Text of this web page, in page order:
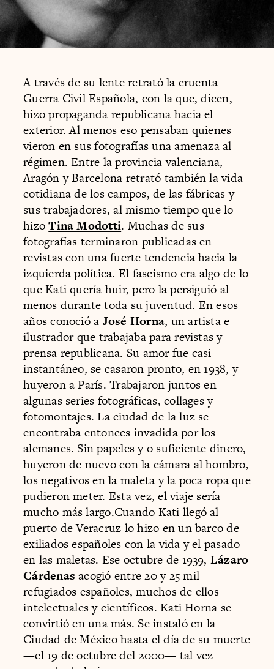
A través de su lente retrató la cruenta
Guerra Civil Española, con la que, dicen,
hizo propaganda republicana hacia el
exterior. Al menos eso pensaban quienes
vieron en sus fotografías una amenaza al
régimen. Entre la provincia valenciana,
Aragón y Barcelona retrató también la vida
cotidiana de los campos, de las fábricas y
sus trabajadores, al mismo tiempo que lo
hizoTina Modotti. Muchas de sus
fotografías terminaron publicadas en
revistas con una fuerte tendencia hacia la
izquierda política. El fascismo era algo de lo
que Kati quería huir, pero la persiguió al
menos durante toda su juventud. En esos
años conoció a José Horna, un artista e
ilustrador que trabajaba para revistas y
prensa republicana. Su amor fue casi
instantáneo, se casaron pronto, en 1938, y
huyeron a París. Trabajaron juntos en
algunas series fotográficas, collages y
fotomontajes. La ciudad de la luz se
encontraba entonces invadida por los
alemanes. Sin papeles y o suficiente dinero,
huyeron de nuevo con la cámara al hombro,
los negativos en la maleta y la poca ropa que
pudieron meter. Esta vez, el viaje sería
mucho más largo.Cuando Kati llegó al
puerto de Veracruz lo hizo en un barco de
exiliados españoles con la vida y el pasado
en las maletas. Ese octubre de 1939, Lázaro
Cárdenas acogió entre 20 y 25 mil
refugiados españoles, muchos de ellos
intelectuales y científicos. Kati Horna se
convirtió en una más. Se instaló en la
Ciudad de México hasta el día de su muerte
—el 19 de octubre del 2000— tal vez